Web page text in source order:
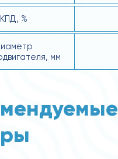
КПД, %
мм